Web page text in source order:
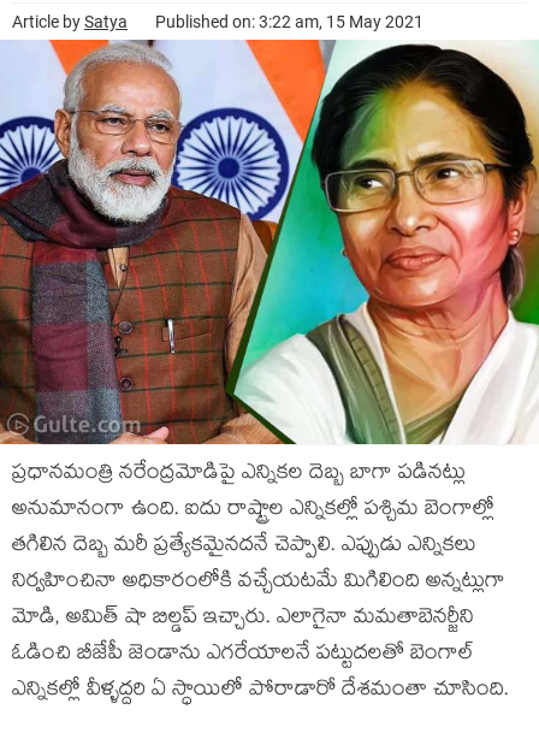
Article bySatya Published on: 3:22 am, 15 May 2021
ప్రధానమంత్రి నరేంద్రమోడిపై ఎన్నికల దెబ్బ బాగా పడినట్లు
అనుమానంగా ఉంది. ఐదు రాష్ట్రాల ఎన్నికల్లో పశ్చిమ బెంగాల్లో
తగిలిన దెబ్బ మరీ ప్రత్యేకమైనదనే చెప్పాలి. ఎప్పుడు ఎన్నికలు
నిర్వహించినా అధికారంలోకి వచ్చేయటమే మిగిలింది అన్నట్లుగా
మోడి, అమిత్ షా బిల్డప్ ఇచ్చారు. ఎలాగైనా మమతాబెనర్జీని
ఓడించి బీజేపీ జెండాను ఎగరేయాలనే పట్టుదలతో బెంగాల్
ఎన్నికల్లో వీళ్ళద్దరి ఏ స్ధాయిలో పోరాడారో దేశమంతా చూసింది.